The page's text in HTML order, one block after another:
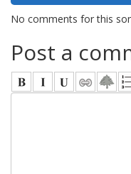
No comments for this
Post a